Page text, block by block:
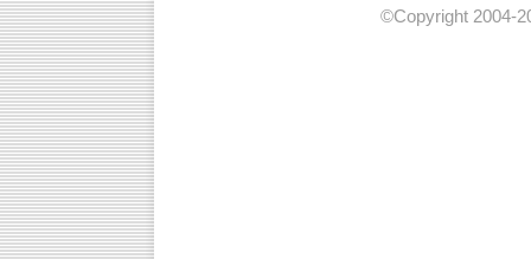
©Copyright 2004-